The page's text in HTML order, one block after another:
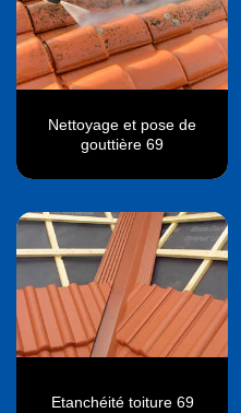
Nettoyage et pose de
gouttière 69
Etanchéité toiture 69